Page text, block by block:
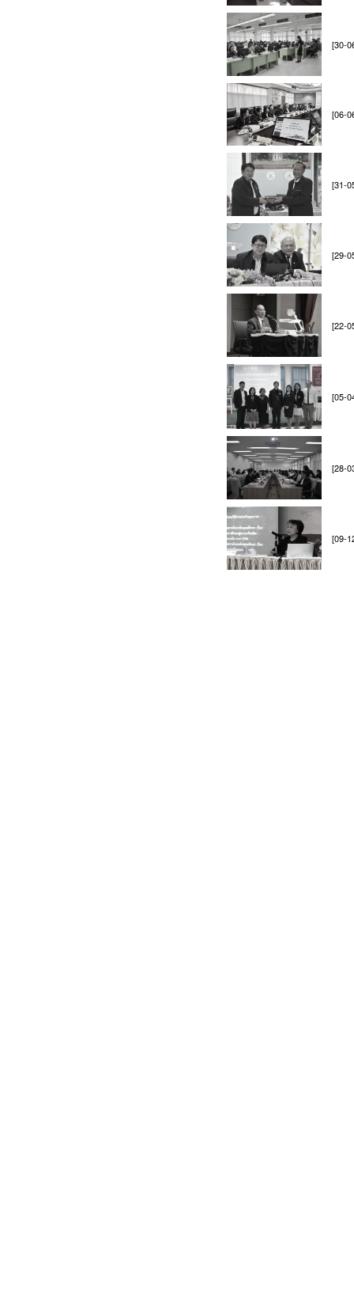
[30-
[06-
[31-
[29-
[22-
[05-
[28-
[09-